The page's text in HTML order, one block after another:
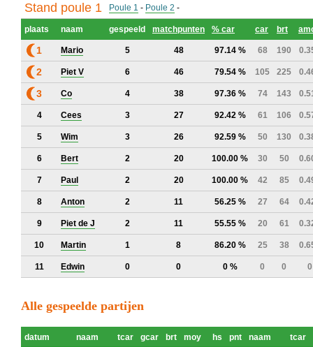
Stand poule 1 Poule 1 - Poule 2 -
plaats naam gespeeld matchpunten % car car brt
1 Mario 5 48 97.14 % 68 190
2 Piet V 6 46 79.54 % 105 225
3 Co 4 38 97.36 % 74 143
4 Cees 3 27 92.42 % 61 106
5 Wim 3 26 92.59 % 50 130
6 Bert 2 20 100.00 % 30 50
7 Paul 2 20 100.00 % 42 85
8 Anton 2 11 56.25 % 27 64
9 Piet de J 2 11 55.55 % 20 61
10 Martin 1 8 86.20 % 25 38
11 Edwin 0 0 0 % 0 0 0
Alle gespeelde partijen
datum naam tcar gcar brt moy hs pnt naam tcar